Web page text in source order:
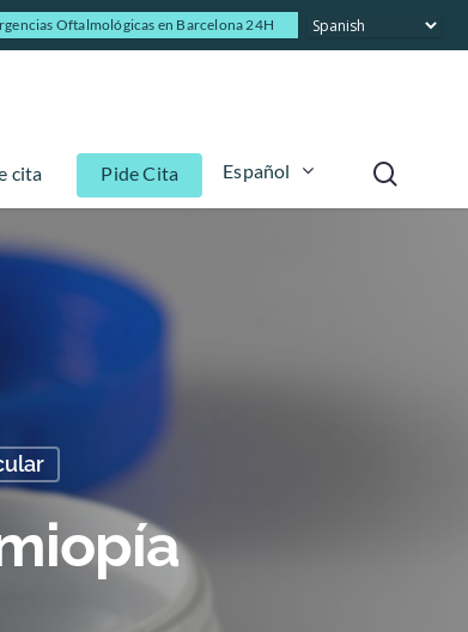
Oftalmológicas en Barcelona 24H
cita Pide Cita Español